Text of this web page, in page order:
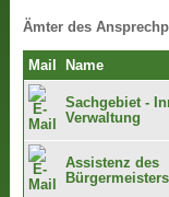
Ämter des
Mail Name
Sachgebiet -
Verwaltung
Assistenz des
Bürgermeisters